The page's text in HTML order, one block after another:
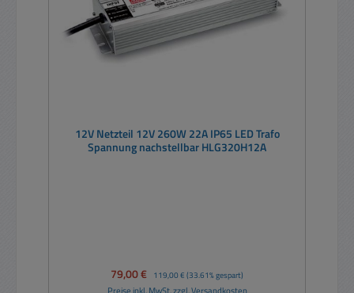
12V Netzteil 12V 260W 22A IP65 LED Trafo
Spannung nachstellbar HLG320H12A
Verkaufspreis:
79,00 € Regulärer Preis:
119,00 € (33.61% gespart)